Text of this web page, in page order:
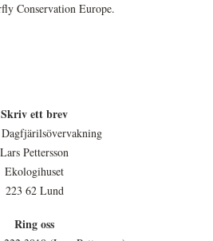
Conservation Europe.
Skriv ett brev
Dagfjärilsövervakning
Lars Pettersson
Ekologihuset
223 62 Lund
Ring oss